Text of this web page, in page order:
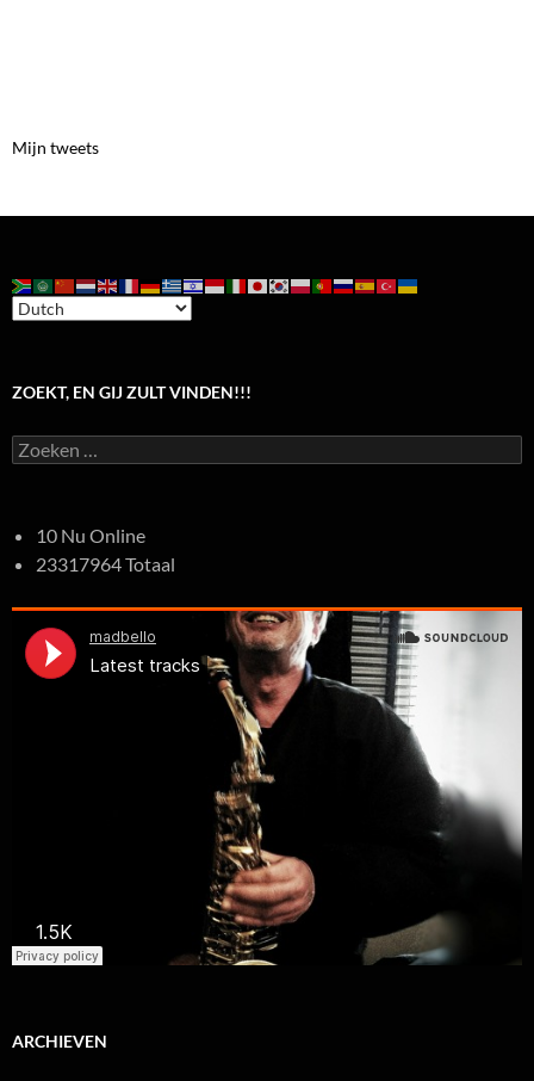
Mijn tweets
ZOEKT, EN GIJ ZULT VINDEN!!!
Zoeken
naar:
10 Nu Online
23317964 Totaal
ARCHIEVEN